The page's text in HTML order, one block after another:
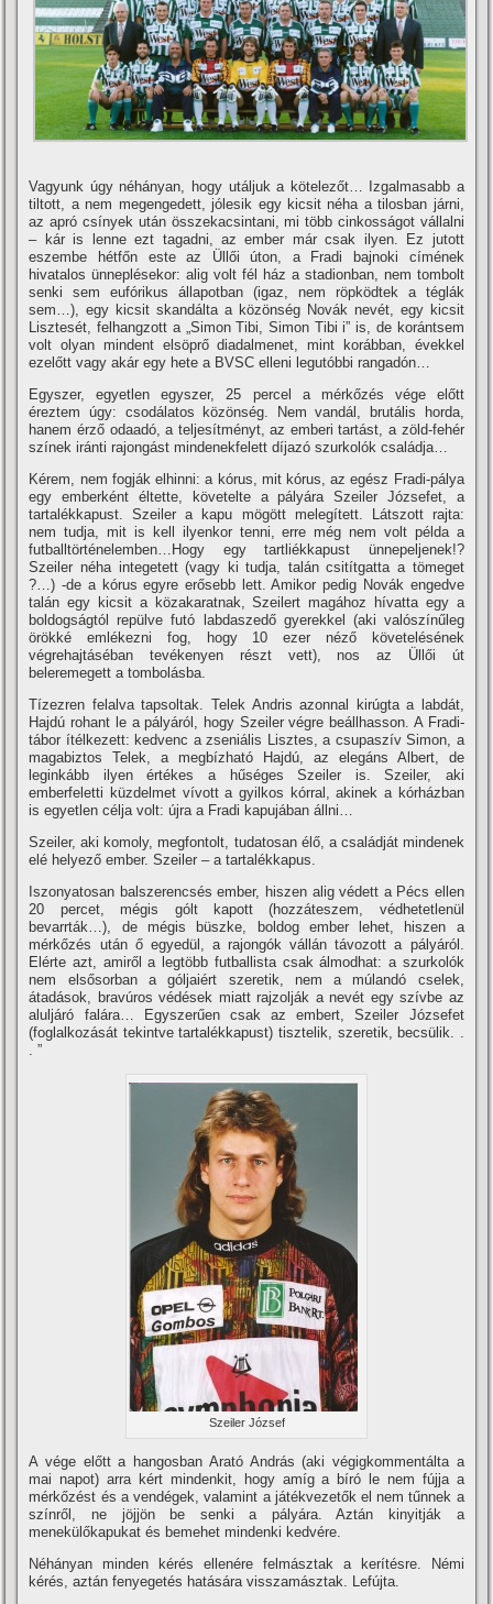
Vagyunk úgy néhányan, hogy utáljuk a kötelezőt… Izgalmasabb a
tiltott, a nem megengedett, jólesik egy kicsit néha a tilosban járni,
az apró csí­nyek után összekacsintani, mi több cinkosságot vállalni
– kár is lenne ezt tagadni, az ember már csak ilyen. Ez jutott
eszembe hétfőn este az Üllői úton, a Fradi bajnoki cí­mének
hivatalos ünneplésekor: alig volt fél ház a stadionban, nem tombolt
senki sem eufórikus állapotban (igaz, nem röpködtek a téglák
sem…), egy kicsit skandálta a közönség Novák nevét, egy kicsit
Lisztesét, felhangzott a „Simon Tibi, Simon Tibi i” is, de korántsem
volt olyan mindent elsöprő diadalmenet, mint korábban, évekkel
ezelőtt vagy akár egy hete a BVSC elleni legutóbbi rangadón…
Egyszer, egyetlen egyszer, 25 percel a mérkőzés vége előtt
éreztem úgy: csodálatos közönség. Nem vandál, brutális horda,
hanem érző odaadó, a teljesí­tményt, az emberi tartást, a zöld-fehér
szí­nek iránti rajongást mindenekfelett dí­jazó szurkolók családja…
Kérem, nem fogják elhinni: a kórus, mit kórus, az egész Fradi-pálya
egy emberként éltette, követelte a pályára Szeiler Józsefet, a
tartalékkapust. Szeiler a kapu mögött melegí­tett. Látszott rajta:
nem tudja, mit is kell ilyenkor tenni, erre még nem volt példa a
futballtörténelemben…Hogy egy tartliékkapust ünnepeljenek!?
Szeiler néha integetett (vagy ki tudja, talán csití­tgatta a tömeget
?…) -de a kórus egyre erősebb lett. Amikor pedig Novák engedve
talán egy kicsit a közakaratnak, Szeilert magához hí­vatta egy a
boldogságtól repülve futó labdaszedő gyerekkel (aki valószí­nűleg
örökké emlékezni fog, hogy 10 ezer néző követelésének
végrehajtáséban tevékenyen részt vett), nos az Üllői út
beleremegett a tombolásba.
Tí­zezren felalva tapsoltak. Telek Andris azonnal kirúgta a labdát,
Hajdú rohant le a pályáról, hogy Szeiler végre beállhasson. A Fradi-
tábor í­télkezett: kedvenc a zseniális Lisztes, a csupaszí­v Simon, a
magabiztos Telek, a megbí­zható Hajdú, az elegáns Albert, de
leginkább ilyen értékes a hűséges Szeiler is. Szeiler, aki
emberfeletti küzdelmet ví­vott a gyilkos kórral, akinek a kórházban
is egyetlen célja volt: újra a Fradi kapujában állni…
Szeiler, aki komoly, megfontolt, tudatosan élő, a családját mindenek
elé helyező ember. Szeiler – a tartalékkapus.
Iszonyatosan balszerencsés ember, hiszen alig védett a Pécs ellen
20 percet, mégis gólt kapott (hozzáteszem, védhetetlenül
bevarrták…), de mégis büszke, boldog ember lehet, hiszen a
mérkőzés után ő egyedül, a rajongók vállán távozott a pályáról.
Elérte azt, amiről a legtöbb futballista csak álmodhat: a szurkolók
nem elsősorban a góljaiért szeretik, nem a múlandó cselek,
átadások, bravúros védések miatt rajzolják a nevét egy szí­vbe az
aluljáró falára… Egyszerűen csak az embert, Szeiler Józsefet
(foglalkozását tekintve tartalékkapust) tisztelik, szeretik, becsülik. .
. ”
Szeiler József
A vége előtt a hangosban Arató András (aki végigkommentálta a
mai napot) arra kért mindenkit, hogy amí­g a bí­ró le nem fújja a
mérkőzést és a vendégek, valamint a játékvezetők el nem tűnnek a
szí­nről, ne jöjjön be senki a pályára. Aztán kinyitják a
menekülőkapukat és bemehet mindenki kedvére.
Néhányan minden kérés ellenére felmásztak a kerí­tésre. Némi
kérés, aztán fenyegetés hatására visszamásztak. Lefújta.